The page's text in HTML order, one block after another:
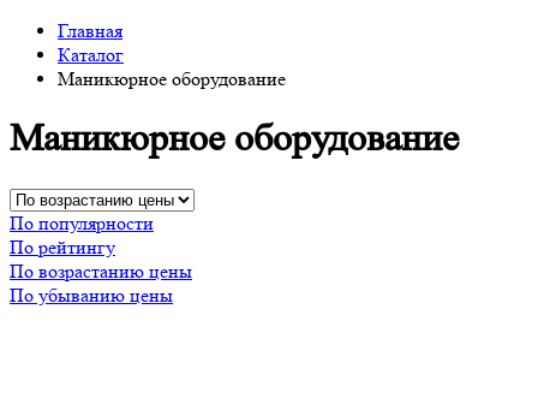
Главная
Каталог
Маникюрное оборудование
Маникюрное оборудование
По популярности
По рейтингу
По возрастанию цены
По убыванию цены